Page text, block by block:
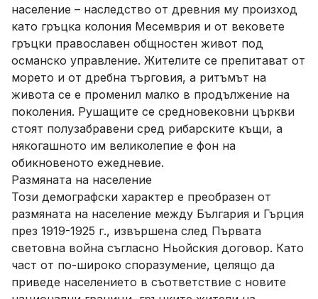
население – наследство от древния му произход
като гръцка колония Месемврия и от вековете
гръцки православен общностен живот под
османско управление. Жителите се препитават от
морето и от дребна търговия, а ритъмът на
живота се е променил малко в продължение на
поколения. Рушащите се средновековни църкви
стоят полузабравени сред рибарските къщи, а
някогашното им великолепие е фон на
обикновеното ежедневие.
Размяната на население
Този демографски характер е преобразен от
размяната на население между България и Гърция
през 1919-1925 г., извършена след Първата
световна война съгласно Ньойския договор. Като
част от по-широко споразумение, целящо да
приведе населението в съответствие с новите